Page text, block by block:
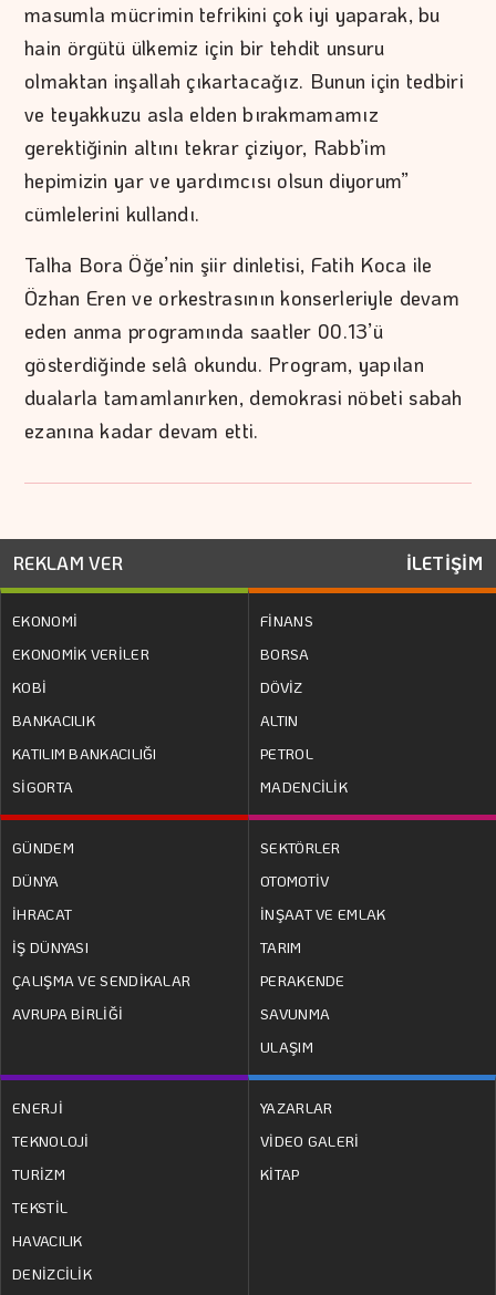
masumla mücrimin tefrikini çok iyi yaparak, bu
hain örgütü ülkemiz için bir tehdit unsuru
olmaktan inşallah çıkartacağız. Bunun için tedbiri
ve teyakkuzu asla elden bırakmamamız
gerektiğinin altını tekrar çiziyor, Rabb’im
hepimizin yar ve yardımcısı olsun diyorum”
cümlelerini kullandı.
Talha Bora Öğe’nin şiir dinletisi, Fatih Koca ile
Özhan Eren ve orkestrasının konserleriyle devam
eden anma programında saatler 00.13’ü
gösterdiğinde selâ okundu. Program, yapılan
dualarla tamamlanırken, demokrasi nöbeti sabah
ezanına kadar devam etti.
REKLAM VER İLETİŞİM
EKONOMİ
EKONOMİK VERİLER
KOBİ
BANKACILIK
KATILIM BANKACILIĞI
SİGORTA
FİNANS
BORSA
DÖVİZ
ALTIN
PETROL
MADENCİLİK
GÜNDEM
DÜNYA
İHRACAT
İŞ DÜNYASI
ÇALIŞMA VE SENDİKALAR
AVRUPA BİRLİĞİ
SEKTÖRLER
OTOMOTİV
İNŞAAT VE EMLAK
TARIM
PERAKENDE
SAVUNMA
ULAŞIM
ENERJİ
TEKNOLOJİ
TURİZM
TEKSTİL
HAVACILIK
DENİZCİLİK
YAZARLAR
VİDEO GALERİ
KİTAP